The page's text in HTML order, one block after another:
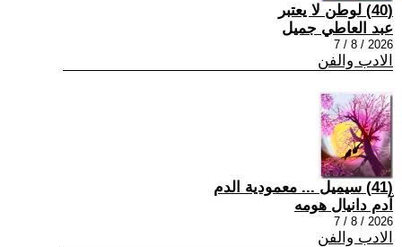
(40) لوطن لا يعتبر
عبد العاطي جميل
2026 / 8 / 7
الادب والفن
(41) سيميل ... معمودية الدم
آدم دانيال هومه
2026 / 8 / 7
الادب والفن